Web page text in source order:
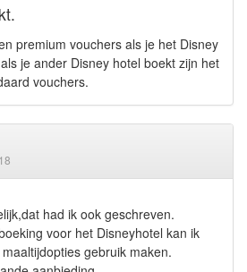
premium vouchers als je het Disney
je ander Disney hotel boekt zijn het
vouchers.
had ik ook geschreven.
voor het Disneyhotel kan ik
gebruik maken.